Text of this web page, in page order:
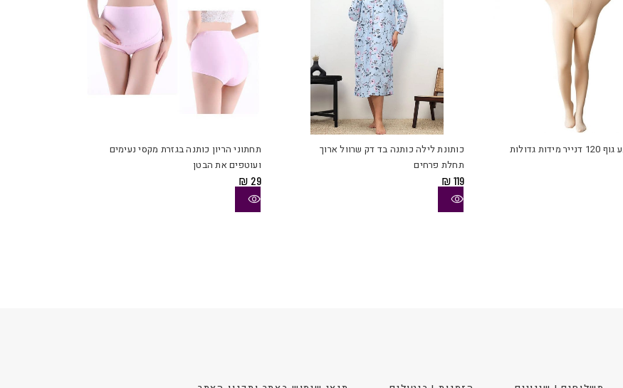
תחתוני הריון כותנה בגזרת מקסי נעימים
ועוטפים את הבטן
₪ 29
למוצר
מספר
סוגים.
ניתן
לבחור
כותונת לילה כותנה בד דק שרוול ארוך
תחלת פרחים
₪ 119
למוצר
מספר
סוגים.
ניתן
לבחור
גדולות